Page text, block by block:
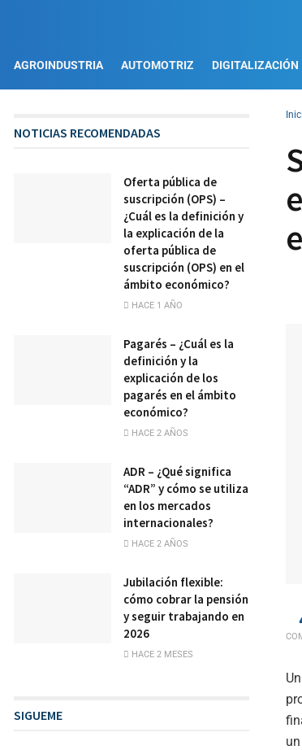
AGROINDUSTRIA AUTOMOTRIZ DIGITALIZACIÓN
Un
NOTICIAS RECOMENDADAS
Oferta pública de
suscripción (OPS) –
¿Cuál es la definición y
la explicación de la
oferta pública de
suscripción (OPS) en el
ámbito económico?
HACE 1 AÑO
Pagarés – ¿Cuál es la
definición y la
explicación de los
pagarés en el ámbito
económico?
HACE 2 AÑOS
ADR – ¿Qué significa
“ADR” y cómo se utiliza
en los mercados
internacionales?
HACE 2 AÑOS
Jubilación flexible:
cómo cobrar la pensión
y seguir trabajando en
2026
HACE 2 MESES
SIGUEME